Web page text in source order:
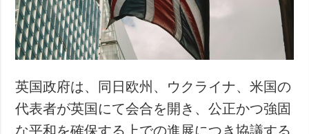
犯罪
事故・緊急事態
特集
インタビュー
写真
購読
フォトバンク
英国政府は、同日欧州、ウクライナ、米国の
代表者が英国にて会合を開き、公正かつ強固
な平和を確保する上での進展につき協議する